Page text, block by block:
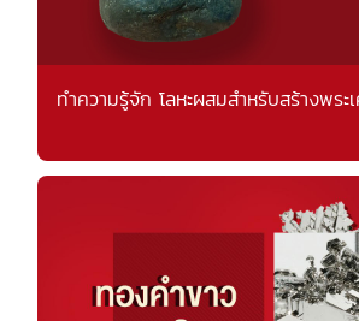
ทำความรู้จัก โลหะผสมสำหรับสร้างพระ